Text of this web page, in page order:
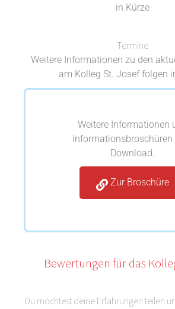
in Kürze
Termine
Weitere Informationen zu den
am Kolleg St. Josef folgen
Weitere Informationen
Informationsbroschüren
Download.
Zur Broschüre
Bewertungen für das
Du möchtest deine Erfahrungen teilen